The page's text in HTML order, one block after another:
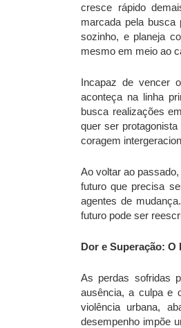
cresce rápido
marcada pela
sozinho, e planeja
mesmo em meio ao
Incapaz de vencer
aconteça na linha
busca realizações
quer ser
coragem
Ao voltar ao
futuro que precisa
agentes de
futuro pode ser
Dor e Superação:
As perdas sofridas
ausência, a culpa e
violência urbana,
desempenho impõe